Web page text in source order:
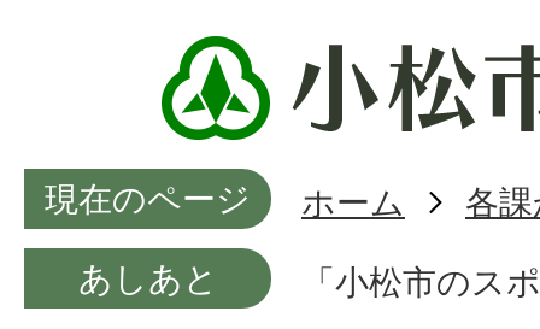
現在のページ ホーム
各
あしあと
「小松市のス